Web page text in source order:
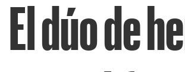
El dúo de